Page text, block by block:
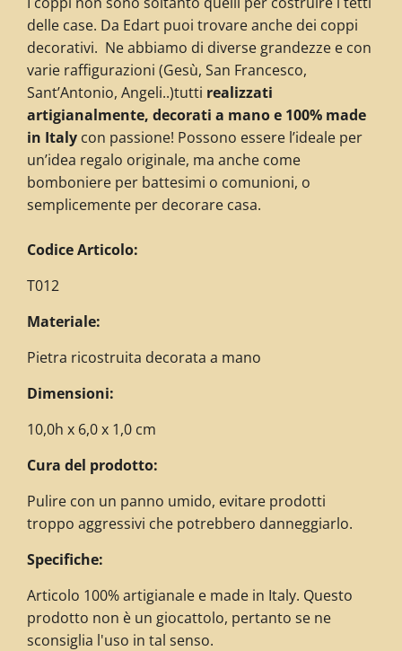
delle case. Da Edart puoi trovare anche dei coppi
decorativi. Ne abbiamo di diverse grandezze e con
varie raffigurazioni (Gesù, San Francesco,
Sant’Antonio, Angeli..)tutti realizzati
artigianalmente, decorati a mano e 100% made
in Italy con passione! Possono essere l’ideale per
un’idea regalo originale, ma anche come
bomboniere per battesimi o comunioni, o
semplicemente per decorare casa.
Codice Articolo:
T012
Materiale:
Pietra ricostruita decorata a mano
Dimensioni:
10,0h x 6,0 x 1,0 cm
Cura del prodotto:
Pulire con un panno umido, evitare prodotti
troppo aggressivi che potrebbero danneggiarlo.
Specifiche:
Articolo 100% artigianale e made in Italy. Questo
prodotto non è un giocattolo, pertanto se ne
sconsiglia l'uso in tal senso.